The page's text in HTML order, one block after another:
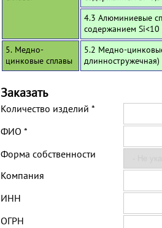
4.3 Алюминиевые
содержанием Si<10
5. Медно-
цинковые сплавы
5.2 Медно-
длинностружечная)
Заказать
Количество изделий *
ФИО *
Форма собственности
Компания
ИНН
ОГРН